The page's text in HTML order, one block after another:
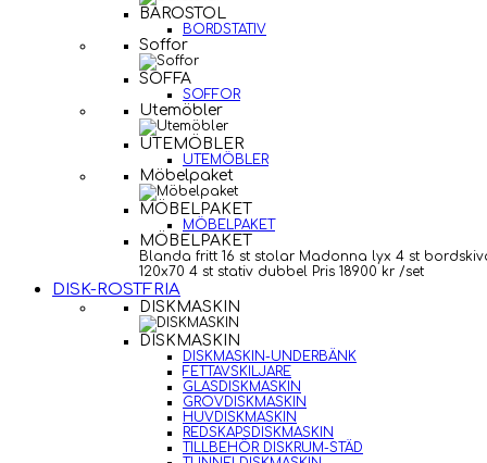
BAROSTOL
BORDSTATIV
Soffor
SOFFA
SOFFOR
Utemöbler
UTEMÖBLER
UTEMÖBLER
Möbelpaket
MÖBELPAKET
MÖBELPAKET
MÖBELPAKET
Blanda fritt 16 st stolar Madonna lyx 4 st
120x70 4 st stativ dubbel Pris 18900 kr /set
DISK-ROSTFRIA
DISKMASKIN
DISKMASKIN
DISKMASKIN-UNDERBÄNK
FETTAVSKILJARE
GLASDISKMASKIN
GROVDISKMASKIN
HUVDISKMASKIN
REDSKAPSDISKMASKIN
TILLBEHÖR DISKRUM-STÄD